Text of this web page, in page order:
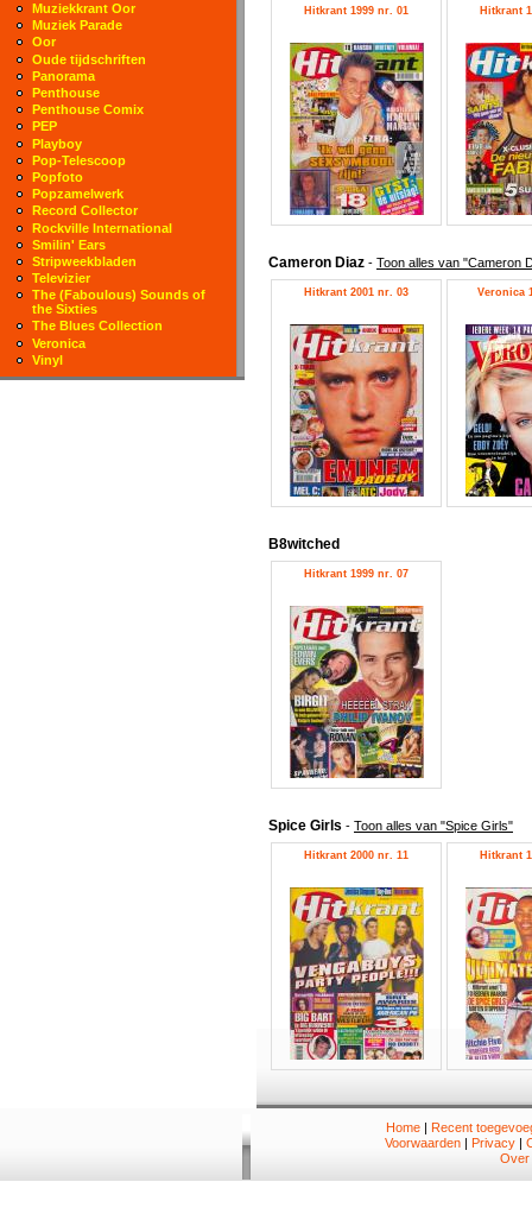
Hitkrant 1999 nr. 01 Hitkrant
Cameron Diaz - Toon alles van "Cameron
Hitkrant 2001 nr. 03 Veronica
B8witched
Hitkrant 1999 nr. 07
Spice Girls - Toon alles van "Spice Girls"
Hitkrant 2000 nr. 11 Hitkrant
Muziekkrant Oor
Muziek Parade
Oor
Oude tijdschriften
Panorama
Penthouse
Penthouse Comix
PEP
Playboy
Pop-Telescoop
Popfoto
Popzamelwerk
Record Collector
Rockville International
Smilin' Ears
Stripweekbladen
Televizier
The (Faboulous) Sounds of
the Sixties
The Blues Collection
Veronica
Vinyl
Home| Recent
Voorwaarden | Privacy |
Over